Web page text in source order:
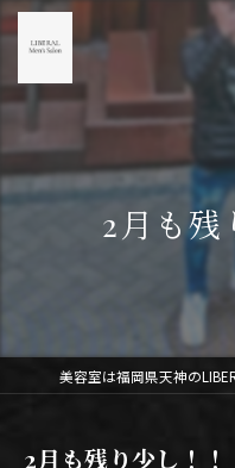
2月も残
2月も残り少し！！